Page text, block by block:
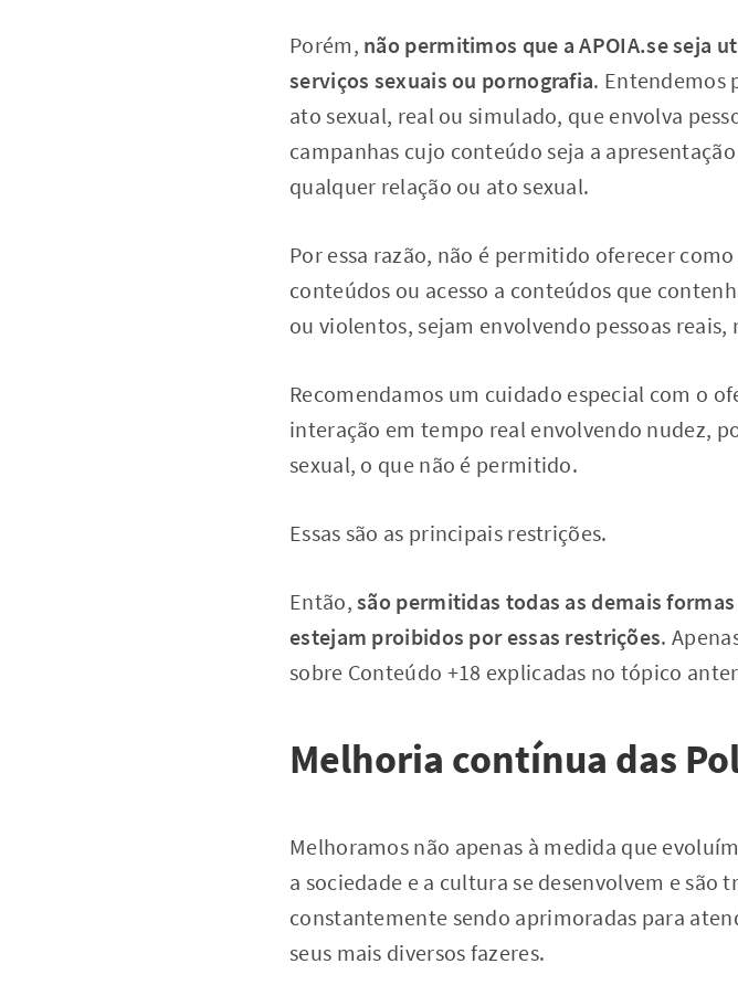
Porém, não permitimos que a APOIA.se seja
serviços sexuais ou pornografia. Entendemos
ato sexual, real ou simulado, que envolva
campanhas cujo conteúdo seja a
qualquer relação ou ato sexual.
Por essa razão, não é permitido oferecer
conteúdos ou acesso a conteúdos que
ou violentos, sejam envolvendo pessoas
Recomendamos um cuidado especial com o
interação em tempo real envolvendo nudez,
sexual, o que não é permitido.
Essas são as principais restrições.
Então,são permitidas todas as demais
estejam proibidos por essas restrições.
sobre Conteúdo +18 explicadas no tópico
Melhoria contínua das
Melhoramos não apenas à medida que
a sociedade e a cultura se desenvolvem e são
constantemente sendo aprimoradas para
seus mais diversos fazeres.